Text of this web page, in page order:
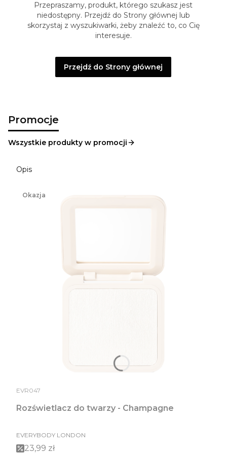
Przepraszamy, produkt, którego szukasz jest
niedostępny. Przejdź do Strony głównej lub
skorzystaj z wyszukiwarki, żeby znaleźć to, co Cię
interesuje.
Przejdź do Strony głównej
Promocje
Wszystkie produkty w promocji
Opis
Okazja
EVR047
Rozświetlacz do twarzy - Champagne
EVERYBODY LONDON
23,99 zł